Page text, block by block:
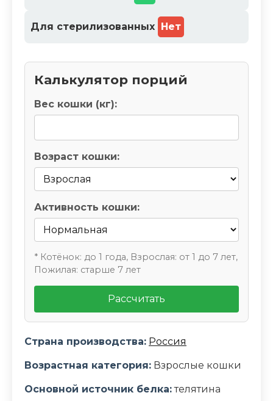
Для стерилизованных Нет
Калькулятор порций
Вес кошки (кг):
Возраст кошки:
Активность кошки:
* Котёнок: до 1 года, Взрослая: от 1 до 7 лет,
Пожилая: старше 7 лет
Рассчитать
Страна производства: Россия
Возрастная категория: Взрослые кошки
Основной источник белка:телятина